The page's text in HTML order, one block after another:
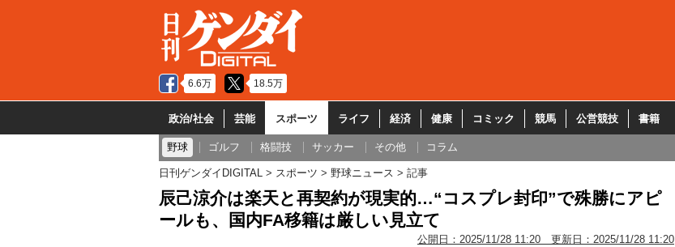
6.6万 18.5万
政治/社会 芸能 スポーツ ライフ 経済 健康 コミック 競馬 公営競技 書籍
野球 ゴルフ 格闘技 サッカー その他 コラム
日刊ゲンダイDIGITAL スポーツ 野球ニュース 記事
辰己涼介は楽天と再契約が現実的…“コスプレ封印”で殊勝にアピ
ールも、国内FA移籍は厳しい見立て
公開日： 2025/11/28 11:20 更新日： 2025/11/28 11:20